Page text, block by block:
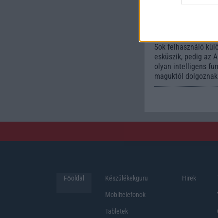
Sok felhasználó
esküszik, pedig az
olyan intelligens
maguktól
Főoldal Készülékekguru
Mobiltelefonok
Tabletek
Hirek